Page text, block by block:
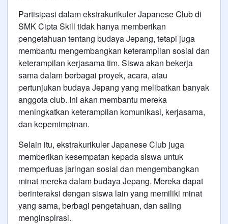
Partisipasi dalam ekstrakurikuler Japanese Club di
SMK Cipta Skill tidak hanya memberikan
pengetahuan tentang budaya Jepang, tetapi juga
membantu mengembangkan keterampilan sosial dan
keterampilan kerjasama tim. Siswa akan bekerja
sama dalam berbagai proyek, acara, atau
pertunjukan budaya Jepang yang melibatkan banyak
anggota club. Ini akan membantu mereka
meningkatkan keterampilan komunikasi, kerjasama,
dan kepemimpinan.
Selain itu, ekstrakurikuler Japanese Club juga
memberikan kesempatan kepada siswa untuk
memperluas jaringan sosial dan mengembangkan
minat mereka dalam budaya Jepang. Mereka dapat
berinteraksi dengan siswa lain yang memiliki minat
yang sama, berbagi pengetahuan, dan saling
menginspirasi.